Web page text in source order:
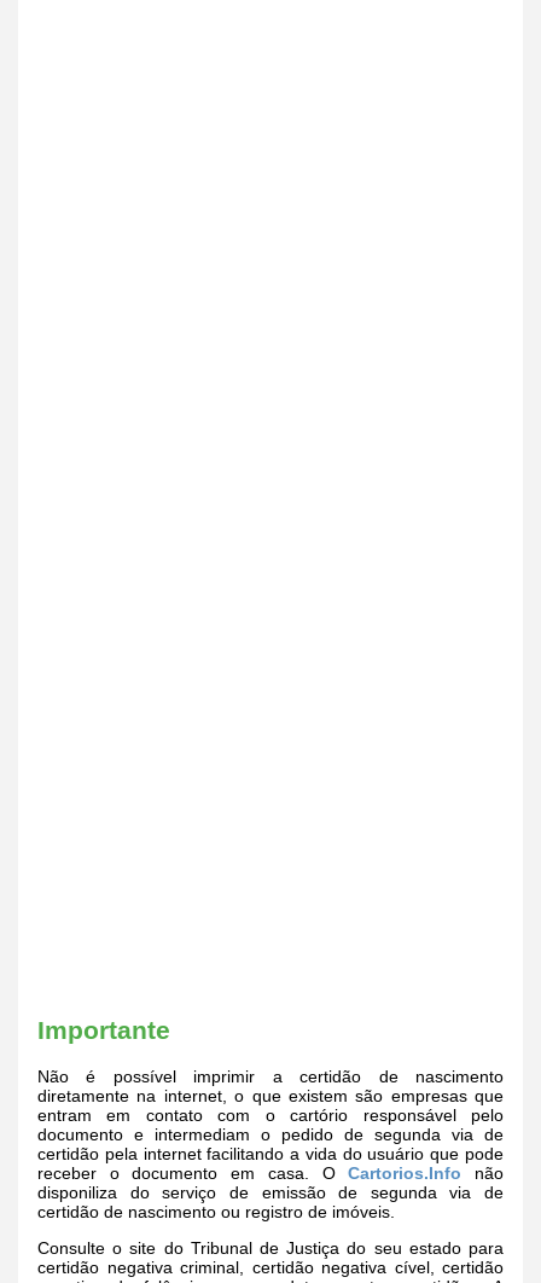
Importante
Não é possível imprimir a certidão de nascimento
diretamente na internet, o que existem são empresas que
entram em contato com o cartório responsável pelo
documento e intermediam o pedido de segunda via de
certidão pela internet facilitando a vida do usuário que pode
receber o documento em casa. OCartorios.Info não
disponiliza do serviço de emissão de segunda via de
certidão de nascimento ou registro de imóveis.
Consulte o site do Tribunal de Justiça do seu estado para
certidão negativa criminal, certidão negativa cível, certidão